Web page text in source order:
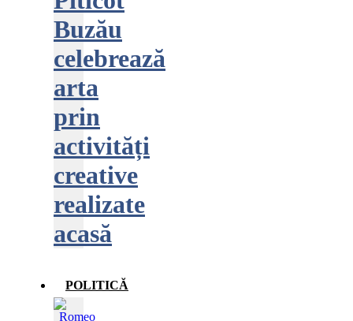
Buzău
celebrează
arta
prin
activități
creative
realizate
acasă
POLITICĂ